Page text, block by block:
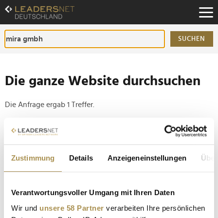
Zustimmung Details Anzeigeneinstellungen
Verantwortungsvoller Umgang mit Ihren Daten
Wir und unsere 58 Partner verarbeiten Ihre persönlichen
Zum
Inhalt
Zur
Fußzeilen-
Navigation
SUCHEN
Die ganze Website durchsuchen
Die Anfrage ergab 1 Treffer.
Tipp
Setzen Sie die gesuchten Wörter zwischen
Anführungszeichen: zb "Vorname Nachname".
Telekom lässt Influencer in ferngesteuertem 5G-
Auto gegeneinander antreten